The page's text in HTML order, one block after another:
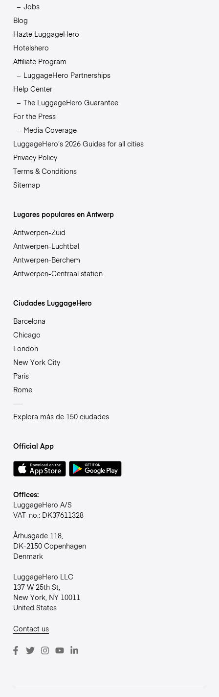
Jobs
Blog
Hazte LuggageHero
Hotelshero
Affiliate Program
LuggageHero Partnerships
Help Center
The LuggageHero Guarantee
For the Press
Media Coverage
LuggageHero’s 2026 Guides for all cities
Privacy Policy
Terms & Conditions
Sitemap
Lugares populares en Antwerp
Antwerpen-Zuid
Antwerpen-Luchtbal
Antwerpen-Berchem
Antwerpen-Centraal station
Ciudades LuggageHero
Barcelona
Chicago
London
New York City
Paris
Rome
Explora más de 150 ciudades
Official App
Offices:
LuggageHero A/S
VAT-no.: DK37611328
Århusgade 118,
DK-2150 Copenhagen
Denmark
LuggageHero LLC
137 W 25th St,
New York, NY 10011
United States
Contact us